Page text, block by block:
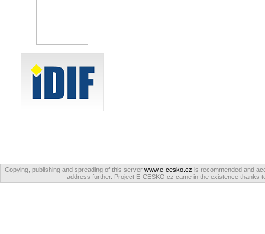
Copying, publishing and spreading of this server www.e-cesko.cz is recommended and
address further. Project E-CESKO.cz came in the existence thanks